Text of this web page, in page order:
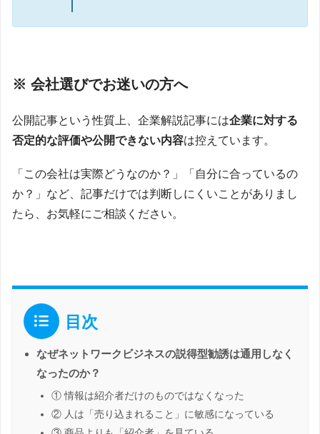
※ 会社選びでお迷いの方へ
公開記事という性質上、企業解説記事には企業に対する
否定的な評価や公開できない内容は控えています。
「この会社は実際どうなのか？」「自分に合っているの
か？」など、記事だけでは判断しにくいことがありまし
たら、お気軽にご相談ください。
目次
なぜネットワークビジネスの説得型勧誘は通用しなく
なったのか？
① 情報は紹介者だけのものではなくなった
② 人は「売り込まれること」に敏感になっている